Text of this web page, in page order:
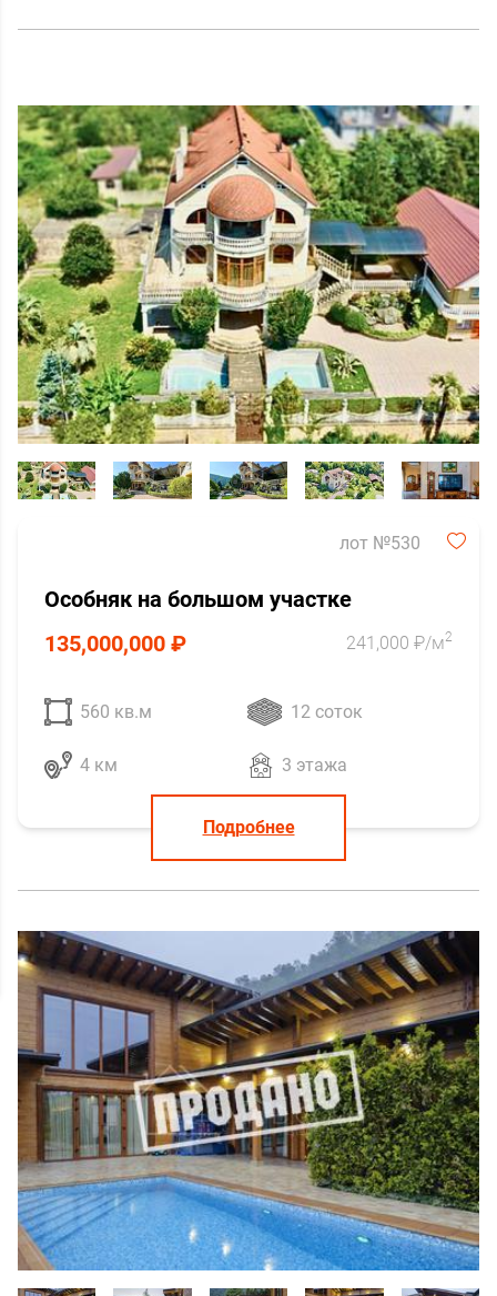
лот №530
Особняк на большом участке
135,000,000 ₽
241,000 ₽/м2
560 кв.м 12 соток
4 км 3 этажа
Подробнее